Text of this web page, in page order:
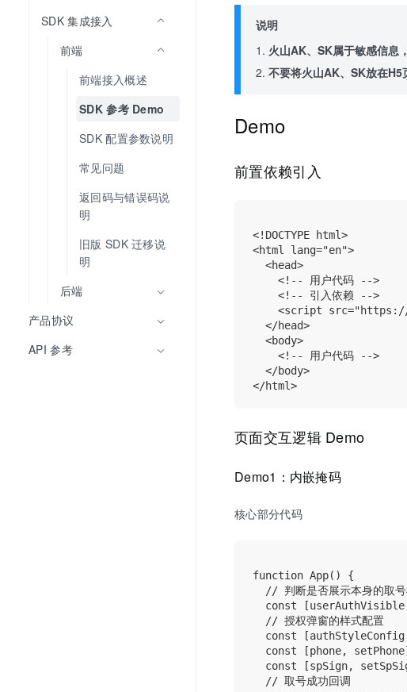
SDK 集成接入
前端
前端接入概述
SDK 参考 Demo
SDK 配置参数说明
常见问题
返回码与错误码说
明
旧版 SDK 迁移说
明
后端
产品协议
API 参考
说明
火山AK、SK属于敏感信息
不要将火山AK、SK放在H5
Demo
前置依赖引入
<!DOCTYPE html>
<html lang="en">
  <head>
    <!-- 用户代码 -->
    <!-- 引入依赖 -->
<script
  </head>
  <body>
    <!-- 用户代码 -->
  </body>
页面交互逻辑 Demo
Demo1：内嵌掩码
核心部分代码
function App() {
// 判断是否展示本身的取
const
  // 授权弹窗的样式配置
const
const [phone,
const [spSign,
  // 取号成功回调